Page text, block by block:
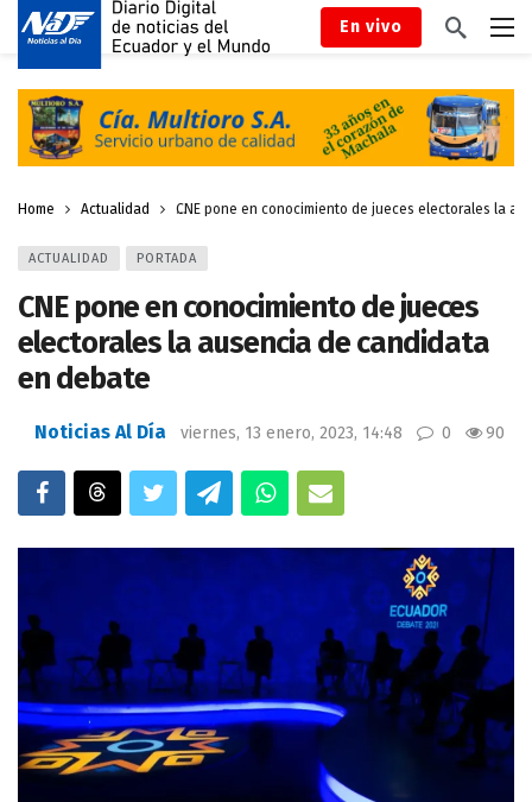
En vivo
Home Actualidad CNE pone en conocimiento de jueces electorales la
ACTUALIDAD PORTADA
CNE pone en conocimiento de jueces
electorales la ausencia de candidata
en debate
Noticias Al Día viernes, 13 enero, 2023, 14:48 0 90